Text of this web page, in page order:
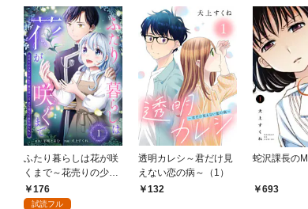
ふたり暮らしは花が咲
くまで～花売りの少女
と香りの魔法使いは、
恋を育てる術を知らな
176
試読フル
透明カレシ～君だけ見
えない恋の病～（1）
132
蛇沢課長のM
693